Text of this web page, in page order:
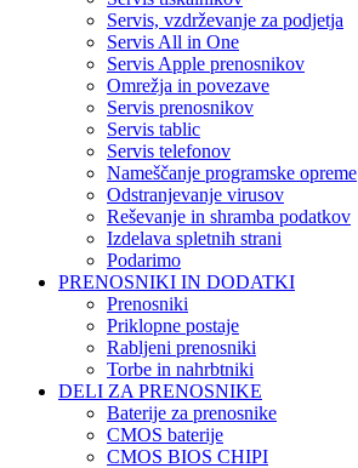
Servis, vzdrževanje za podjetja
Servis All in One
Servis Apple prenosnikov
Omrežja in povezave
Servis prenosnikov
Servis tablic
Servis telefonov
Nameščanje programske opreme
Odstranjevanje virusov
Reševanje in shramba podatkov
Izdelava spletnih strani
Podarimo
PRENOSNIKI IN DODATKI
Prenosniki
Priklopne postaje
Rabljeni prenosniki
Torbe in nahrbtniki
DELI ZA PRENOSNIKE
Baterije za prenosnike
CMOS baterije
CMOS BIOS CHIPI